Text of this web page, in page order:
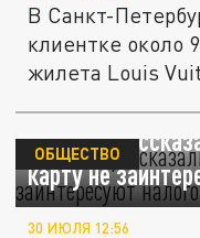
В Санкт-
клиентке около
жилета Louis
Русским
карту не
ОБЩЕСТВО
30 ИЮЛЯ 12:56